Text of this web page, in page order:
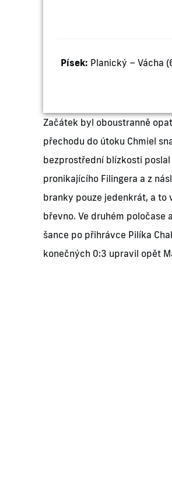
Písek: Planický – Vácha
Začátek byl oboustranně
přechodu do útoku Chmiel
bezprostřední blízkosti
pronikajícího Filingera a z
branky pouze jedenkrát, a to
břevno. Ve druhém poločase
šance po přihrávce Pilíka
konečných 0:3 upravil opět